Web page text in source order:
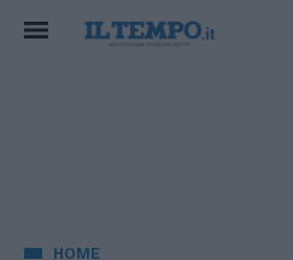
HOME